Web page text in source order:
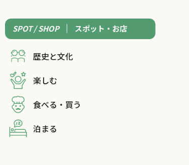
SPOT / SHOP スポット・お店
歴史と文化
楽しむ
食べる・買う
泊まる